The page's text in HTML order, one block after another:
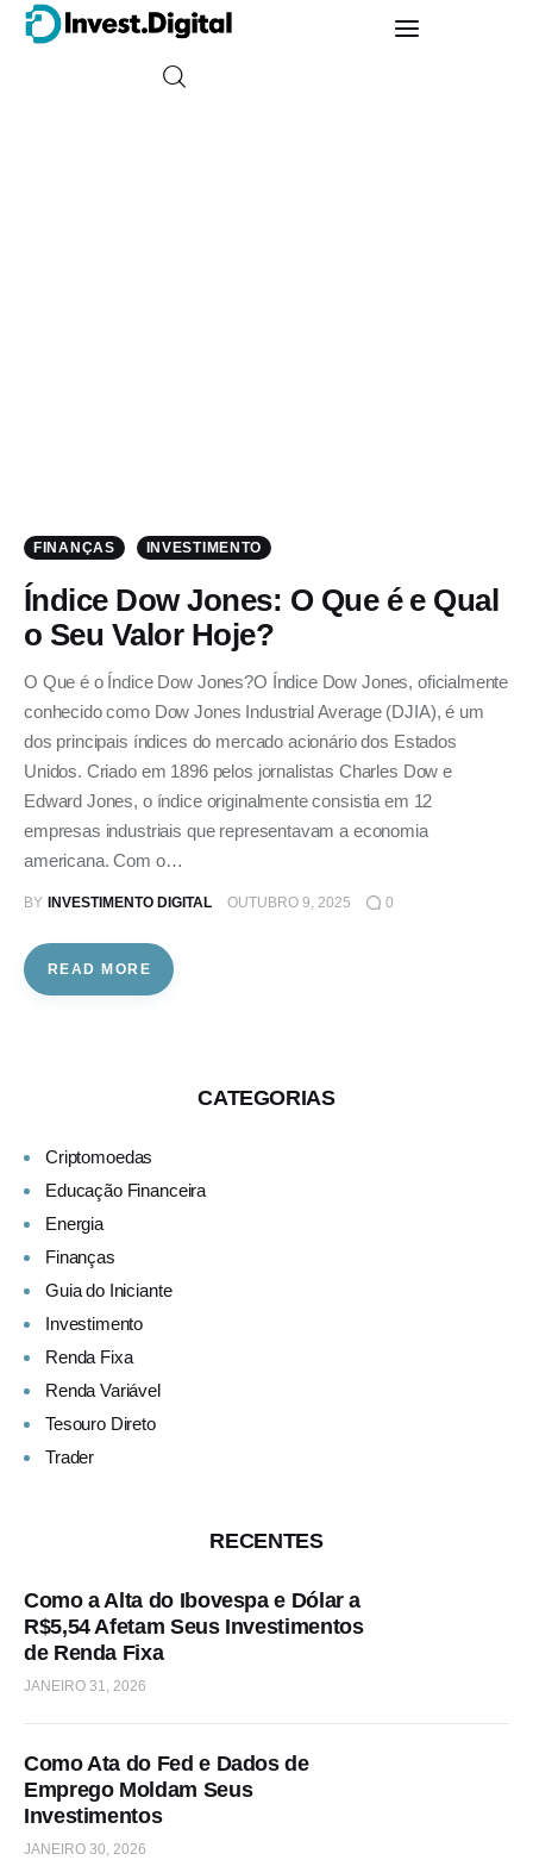
FINANÇAS INVESTIMENTO
Índice Dow Jones: O Que é e Qual
o Seu Valor Hoje?
O Que é o Índice Dow Jones?O Índice Dow Jones, oficialmente
conhecido como Dow Jones Industrial Average (DJIA), é um
dos principais índices do mercado acionário dos Estados
Unidos. Criado em 1896 pelos jornalistas Charles Dow e
Edward Jones, o índice originalmente consistia em 12
empresas industriais que representavam a economia
americana. Com o…
BY INVESTIMENTO DIGITAL OUTUBRO 9, 2025 0
READ MORE
CATEGORIAS
Criptomoedas
Educação Financeira
Energia
Finanças
Guia do Iniciante
Investimento
Renda Fixa
Renda Variável
Tesouro Direto
Trader
RECENTES
Como a Alta do Ibovespa e Dólar a
R$5,54 Afetam Seus Investimentos
de Renda Fixa
JANEIRO 31, 2026
Como Ata do Fed e Dados de
Emprego Moldam Seus
Investimentos
JANEIRO 30, 2026